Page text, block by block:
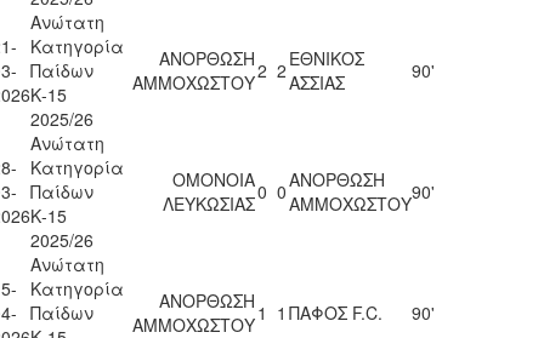
Ανώτατη
Κατηγορία
Παίδων
Κ-15
2025/26
ΑΝΟΡΘΩΣΗ
ΑΜΜΟΧΩΣΤΟΥ2 2 ΕΘΝΙΚΟΣ
ΑΣΣΙΑΣ
90'
Ανώτατη
Κατηγορία
Παίδων
Κ-15
2025/26
ΟΜΟΝΟΙΑ
ΛΕΥΚΩΣΙΑΣ0 0ΑΝΟΡΘΩΣΗ
ΑΜΜΟΧΩΣΤΟΥ90'
Ανώτατη
Κατηγορία
Παίδων
ΑΝΟΡΘΩΣΗ
ΑΜΜΟΧΩΣΤΟΥ1 1 ΠΑΦΟΣ F.C. 90'